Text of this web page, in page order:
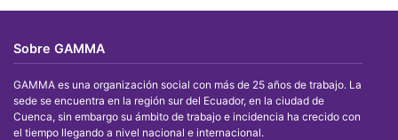
Sobre GAMMA
GAMMA es una organización social con más de 25 años de trabajo. La
sede se encuentra en la región sur del Ecuador, en la ciudad de
Cuenca, sin embargo su ámbito de trabajo e incidencia ha crecido con
el tiempo llegando a nivel nacional e internacional.